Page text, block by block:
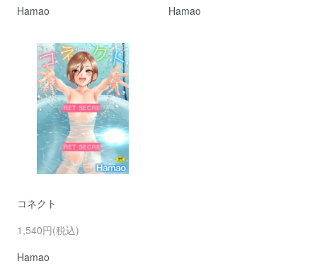
Hamao
Hamao
コネクト
1,540円(税込)
Hamao